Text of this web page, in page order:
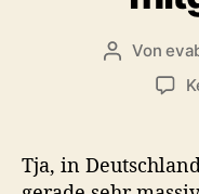
B
a
Von
Tja, in